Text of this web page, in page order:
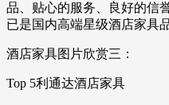
品、贴心的服务、良好的信
已是国内高端星级酒店家具
酒店家具图片欣赏三：
Top 5利通达酒店家具